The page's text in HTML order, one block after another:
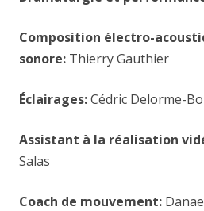
Composition électro-
sonore: Thierry Gauthier
Éclairages:Cédric Delorme-
Assistant à la réalisation
Salas
Coach de mouvement: